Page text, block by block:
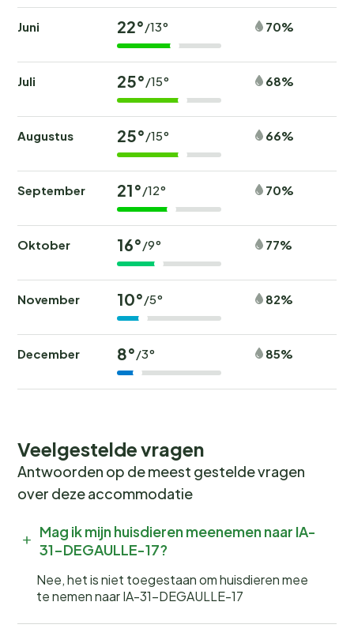
Juni 22°/13° 70%
Juli 25°/15° 68%
Augustus 25°/15° 66%
September 21°/12° 70%
Oktober 16°/9° 77%
November 10°/5° 82%
December 8°/3° 85%
Veelgestelde vragen
Antwoorden op de meest gestelde vragen
over deze accommodatie
Mag ik mijn huisdieren meenemen naar IA-
31-DEGAULLE-17?
Nee, het is niet toegestaan om huisdieren mee
te nemen naar IA-31-DEGAULLE-17